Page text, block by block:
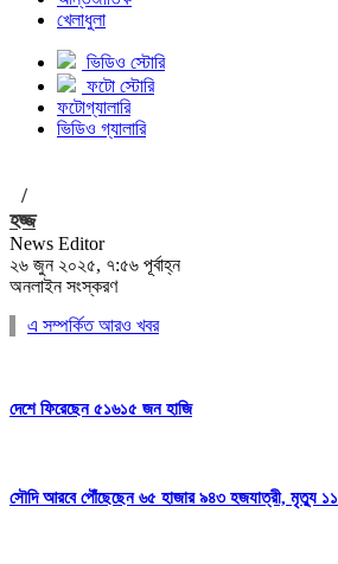
খেলাধুলা
ভিডিও স্টোরি
ফটো স্টোরি
ফটোগ্যালারি
ভিডিও গ্যালারি
/
হজ্জ
News Editor
২৬ জুন ২০২৫, ৭:৫৬ পূর্বাহ্ন
অনলাইন সংস্করণ
এ সম্পর্কিত আরও খবর
দেশে ফিরেছেন ৫১৬১৫ জন হাজি
সৌদি আরবে পৌঁছেছেন ৬৫ হাজার ৯৪৩ হজযাত্রী, মৃত্যু ১১